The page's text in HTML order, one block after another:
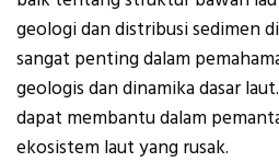
geologi dan distribusi sedimen
sangat penting dalam
geologis dan dinamika dasar
dapat membantu dalam
ekosistem laut yang rusak.